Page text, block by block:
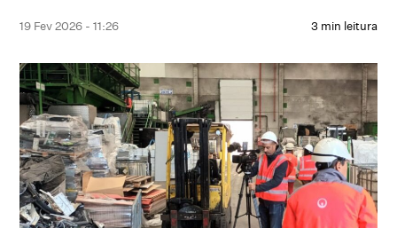
19 Fev 2026 - 11:26 3 min leitura